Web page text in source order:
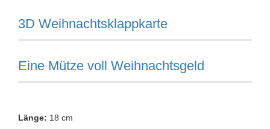
3D Weihnachtsklappkarte
Eine Mütze voll Weihnachtsgeld
Länge: 18 cm